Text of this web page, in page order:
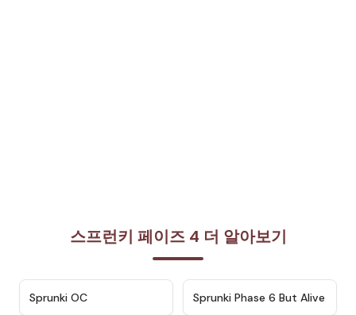
스프런키 페이즈 4 더 알아보기
Sprunki OC ★ 4.9
Sprunki Phase 6 But Alive